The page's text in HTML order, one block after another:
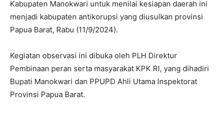
Kabupaten Manokwari untuk menilai kesiapan daerah ini
menjadi kabupaten antikorupsi yang diusulkan provinsi
Papua Barat, Rabu (11/9/2024).
Kegiatan observasi ini dibuka oleh PLH Direktur
Pembinaan peran serta masyarakat KPK RI, yang dihadiri
Bupati Manokwari dan PPUPD Ahli Utama Inspektorat
Provinsi Papua Barat.